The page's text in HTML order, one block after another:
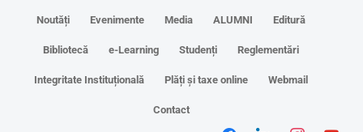
Noutăți Evenimente Media ALUMNI Editură
Bibliotecă e-Learning Studenți Reglementări
Integritate Instituțională Plăți și taxe online Webmail
Contact